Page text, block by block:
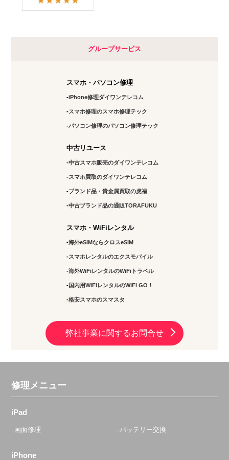
グループサービス
スマホ・パソコン修理
iPhone修理ダイワンテレコム
スマホ修理のスマホ修理テック
パソコン修理のパソコン修理テック
中古リユース
中古スマホ販売のダイワンテレコム
スマホ買取のダイワンテレコム
ブランド品・貴金属買取の虎福
中古ブランド品の通販TORAFUKU
スマホ・WiFiレンタル
海外eSIMならクロスeSIM
スマホレンタルのエクスモバイル
海外WiFiレンタルのWiFiトラベル
国内用WiFiレンタルのWiFi GO！
格安スマホのスマスタ
弊社事業に関するお問合せ
修理メニュー
iPad
画面修理 バッテリー交換
iPhone